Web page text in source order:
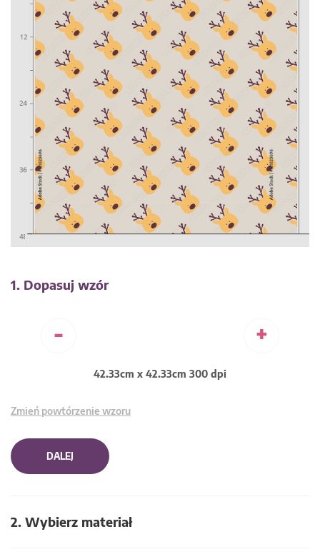
1. Dopasuj wzór
- +
42.33cm x 42.33cm 300 dpi
Zmień powtórzenie wzoru
DALEJ
2. Wybierz materiał